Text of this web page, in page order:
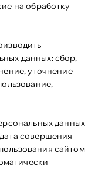
на обработку
данных: сбор,
уточнение
данных
совершения
сайтом